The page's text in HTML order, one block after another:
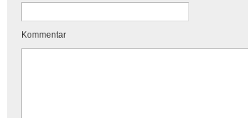
Kommentar